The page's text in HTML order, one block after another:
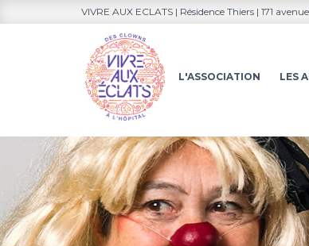
VIVRE AUX ECLATS | Résidence Thiers | 171
L'ASSOCIATION LES